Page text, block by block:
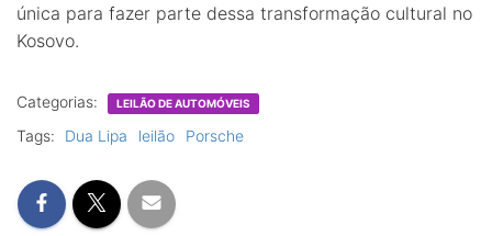
única para fazer parte dessa transformação cultural no
Kosovo.
Categorias: LEILÃO DE AUTOMÓVEIS
Tags: Dua Lipa leilão Porsche